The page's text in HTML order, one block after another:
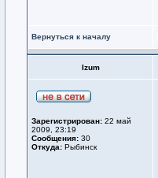
Вернуться к началу
Izum
Зарегистрирован: 22 май
2009, 23:19
Сообщения: 30
Откуда: Рыбинск